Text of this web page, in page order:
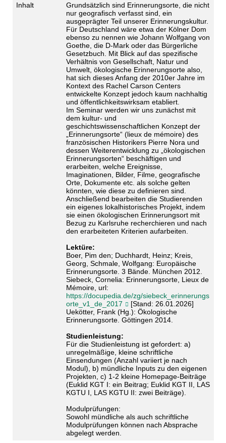
Inhalt
Grundsätzlich sind Erinnerungsorte, die nicht
nur geografisch verfasst sind, ein
ausgeprägter Teil unserer Erinnerungskultur.
Für Deutschland wäre etwa der Kölner Dom
ebenso zu nennen wie Johann Wolfgang von
Goethe, die D-Mark oder das Bürgerliche
Gesetzbuch. Mit Blick auf das spezifische
Verhältnis von Gesellschaft, Natur und
Umwelt, ökologische Erinnerungsorte also,
hat sich dieses Anfang der 2010er Jahre im
Kontext des Rachel Carson Centers
entwickelte Konzept jedoch kaum nachhaltig
und öffentlichkeitswirksam etabliert.
Im Seminar werden wir uns zunächst mit
dem kultur- und
geschichtswissenschaftlichen Konzept der
„Erinnerungsorte“ (lieux de mémoire) des
französischen Historikers Pierre Nora und
dessen Weiterentwicklung zu „ökologischen
Erinnerungsorten“ beschäftigen und
erarbeiten, welche Ereignisse,
Imaginationen, Bilder, Filme, geografische
Orte, Dokumente etc. als solche gelten
könnten, wie diese zu definieren sind.
Anschließend bearbeiten die Studierenden
ein eigenes lokalhistorisches Projekt, indem
sie einen ökologischen Erinnerungsort mit
Bezug zu Karlsruhe recherchieren und nach
den erarbeiteten Kriterien aufarbeiten.
Lektüre:
Boer, Pim den; Duchhardt, Heinz; Kreis,
Georg, Schmale, Wolfgang: Europäische
Erinnerungsorte. 3 Bände. München 2012.
Siebeck, Cornelia: Erinnerungsorte, Lieux de
Mémoire, url:
https://docupedia.de/zg/siebeck_erinnerungs
orte_v1_de_2017
[Stand: 26.01.2026]
Uekötter, Frank (Hg.): Ökologische
Erinnerungsorte. Göttingen 2014.
Studienleistung:
Für die Studienleistung ist gefordert: a)
unregelmäßige, kleine schriftliche
Einsendungen (Anzahl variiert je nach
Modul), b) mündliche Inputs zu den eigenen
Projekten, c) 1-2 kleine Homepage-Beiträge
(Euklid KGT I: ein Beitrag; Euklid KGT II, LAS
KGTU I, LAS KGTU II: zwei Beiträge).
Modulprüfungen:
Sowohl mündliche als auch schriftliche
Modulprüfungen können nach Absprache
abgelegt werden.